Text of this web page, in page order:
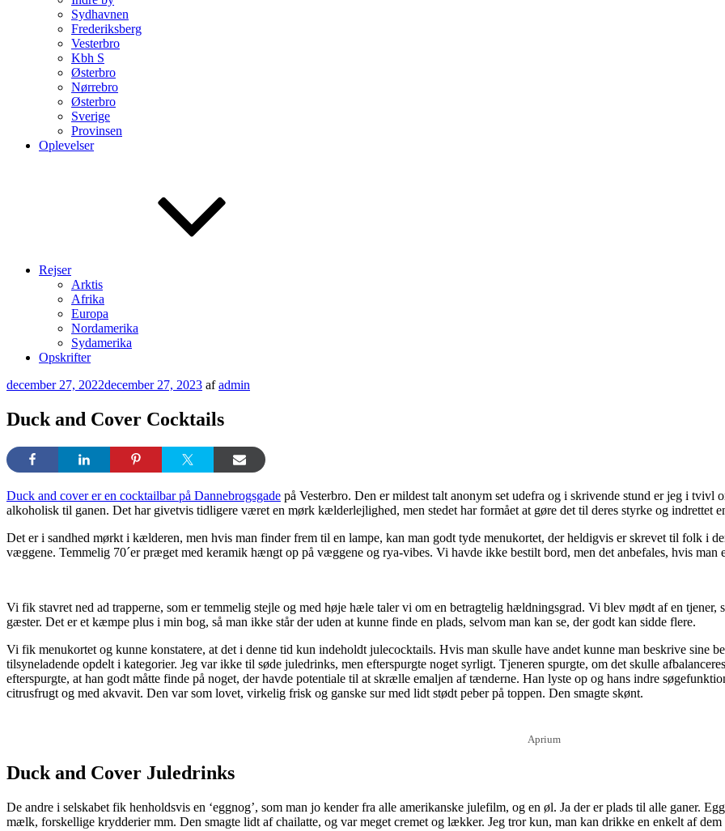
Sydhavnen
Frederiksberg
Vesterbro
Kbh S
Østerbro
Nørrebro
Østerbro
Sverige
Provinsen
Oplevelser
Rejser
Arktis
Afrika
Europa
Nordamerika
Sydamerika
Opskrifter
Udgivet
december 27, 2022december 27, 2023 afadmin
Duck and Cover Cocktails
Duck and cover er en cocktailbar på Dannebrogsgade på Vesterbro. Den er mildest talt anonym set udefra og i skrivende stund er jeg i tvivl
alkoholisk til ganen. Det har givetvis tidligere været en mørk kælderlejlighed, men stedet har formået at gøre det til deres styrke og indrettet
Det er i sandhed mørkt i kælderen, men hvis man finder frem til en lampe, kan man godt tyde menukortet, der heldigvis er skrevet til folk i
væggene. Temmelig 70´er præget med keramik hængt op på væggene og rya-vibes. Vi havde ikke bestilt bord, men det anbefales, hvis man
Vi fik stavret ned ad trapperne, som er temmelig stejle og med høje hæle taler vi om en betragtelig hældningsgrad. Vi blev mødt af en tjener,
gæster. Det er et kæmpe plus i min bog, så man ikke står der uden at kunne finde en plads, selvom man kan se, der godt kan sidde flere.
Vi fik menukortet og kunne konstatere, at det i denne tid kun indeholdt julecocktails. Hvis man skulle have andet kunne man beskrive sine
tilsyneladende opdelt i kategorier. Jeg var ikke til søde juledrinks, men efterspurgte noget syrligt. Tjeneren spurgte, om det skulle
efterspurgte, at han godt måtte finde på noget, der havde potentiale til at skrælle emaljen af tænderne. Han lyste op og hans indre
citrusfrugt og med akvavit. Den var som lovet, virkelig frisk og ganske sur med lidt stødt peber på toppen. Den smagte skønt.
Aprium
Duck and Cover Juledrinks
De andre i selskabet fik henholdsvis en ‘eggnog’, som man jo kender fra alle amerikanske julefilm, og en øl. Ja der er plads til alle ganer.
mælk, forskellige krydderier mm. Den smagte lidt af chailatte, og var meget cremet og lækker. Jeg tror kun, man kan drikke en enkelt af dem